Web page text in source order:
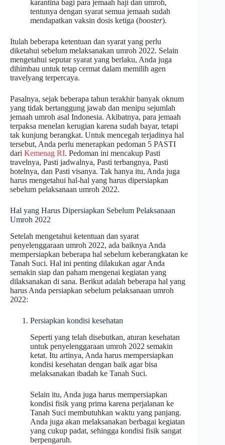
karantina bagi para jemaah haji dan umroh,
tentunya dengan syarat semua jemaah sudah
mendapatkan vaksin dosis ketiga (booster).
Itulah beberapa ketentuan dan syarat yang perlu
diketahui sebelum melaksanakan umroh 2022. Selain
mengetahui seputar syarat yang berlaku, Anda juga
dihimbau untuk tetap cermat dalam memilih agen
travelyang terpercaya.
Pasalnya, sejak beberapa tahun terakhir banyak oknum
yang tidak bertanggung jawab dan menipu sejumlah
jemaah umroh asal Indonesia. Akibatnya, para jemaah
terpaksa menelan kerugian karena sudah bayar, tetapi
tak kunjung berangkat. Untuk mencegah terjadinya hal
tersebut, Anda perlu menerapkan pedoman 5 PASTI
dari Kemenag RI. Pedoman ini mencakup Pasti
travelnya, Pasti jadwalnya, Pasti terbangnya, Pasti
hotelnya, dan Pasti visanya. Tak hanya itu, Anda juga
harus mengetahui hal-hal yang harus dipersiapkan
sebelum pelaksanaan umroh 2022.
Hal yang Harus Dipersiapkan Sebelum Pelaksanaan
Umroh 2022
Setelah mengetahui ketentuan dan syarat
penyelenggaraan umroh 2022, ada baiknya Anda
mempersiapkan beberapa hal sebelum keberangkatan ke
Tanah Suci. Hal ini penting dilakukan agar Anda
semakin siap dan paham mengenai kegiatan yang
dilaksanakan di sana. Berikut adalah beberapa hal yang
harus Anda persiapkan sebelum pelaksanaan umroh
2022:
Persiapkan kondisi kesehatan
Seperti yang telah disebutkan, aturan kesehatan
untuk penyelenggaraan umroh 2022 semakin
ketat. Itu artinya, Anda harus mempersiapkan
kondisi kesehatan dengan baik agar bisa
melaksanakan ibadah ke Tanah Suci.
Selain itu, Anda juga harus mempersiapkan
kondisi fisik yang prima karena perjalanan ke
Tanah Suci membutuhkan waktu yang panjang.
Anda juga akan melaksanakan berbagai kegiatan
yang cukup padat, sehingga kondisi fisik sangat
berpengaruh.